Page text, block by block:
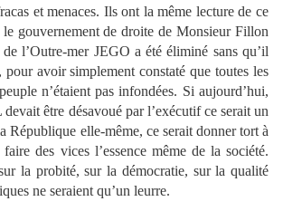
et menaces. Ils ont la même lecture de ce
le gouvernement de droite de Monsieur Fillon
l’Outre-mer JEGO a été éliminé sans qu’il
pour avoir simplement constaté que toutes les
n’étaient pas infondées. Si aujourd’hui,
être désavoué par l’exécutif ce serait un
République elle-même, ce serait donner tort à
des vices l’essence même de la société.
la probité, sur la démocratie, sur la qualité
ne seraient qu’un leurre.